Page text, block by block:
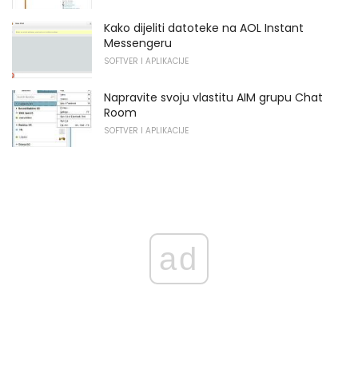
Kako dijeliti datoteke na AOL Instant
Messengeru
SOFTVER I APLIKACIJE
Napravite svoju vlastitu AIM grupu Chat
Room
SOFTVER I APLIKACIJE
ad